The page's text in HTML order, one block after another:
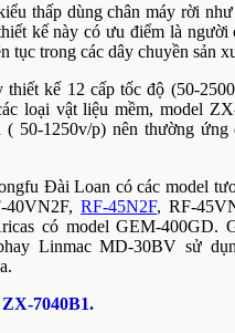
thấp dùng chân máy rời như
kế này có ưu điểm là người
tục trong các dây chuyền sản
thiết kế 12 cấp tốc độ (50-
loại vật liệu mềm, model
( 50-1250v/p) nên thường ứng
Đài Loan có các model
40VN2F, RF-45N2F, RF-
có model GEM-400GD.
Linmac MD-30BV sử
7040B1.